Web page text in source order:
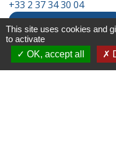
+33 2 37 34 30 04
Contact par formulaire
Liens
This site uses cookies and
to activate
OK, accept all